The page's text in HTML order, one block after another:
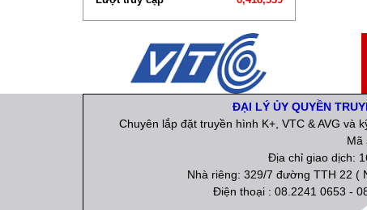
ĐẠI LÝ ỦY QUYỀN
Chuyên lắp đặt truyền hình K+, VTC & AVG và
Mã
Địa chỉ giao dịch:
Nhà riêng: 329/7 đường TTH 22 (
Điện thoại : 08.2241 0653 -